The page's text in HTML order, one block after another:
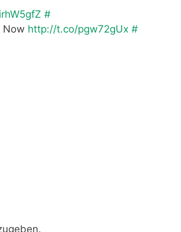
#
Now http://t.co/pgw72gUx #